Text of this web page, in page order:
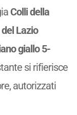
Colli della
Lazio
giallo 5-
si rifierisce
autorizzati